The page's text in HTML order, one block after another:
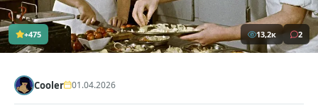
+475 13,2к 2
Cooler 01.04.2026